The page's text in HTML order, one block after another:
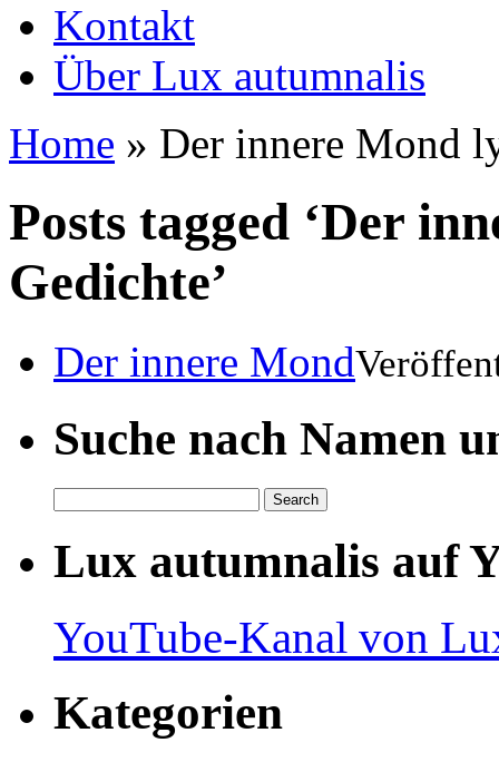
Kontakt
Über Lux autumnalis
Home » Der innere Mond
Posts tagged ‘Der
Gedichte’
Der innere Mond
Suche nach Namen
Lux autumnalis auf
YouTube-Kanal von
Kategorien